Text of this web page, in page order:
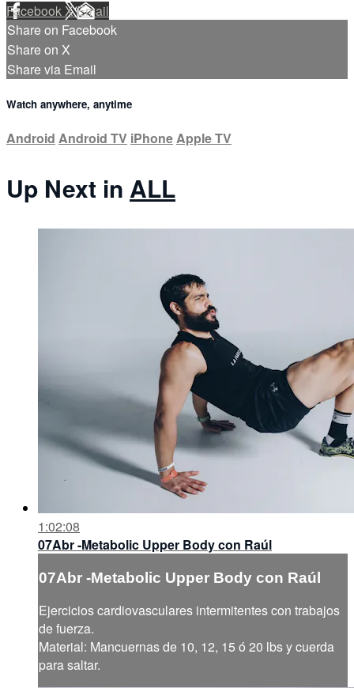
Facebook XEmail
Share on Facebook
Share on X
Share via Email
Watch anywhere, anytime
Android Android TV iPhoneApple TV
Up Next in ALL
1:02:08
07Abr -Metabolic Upper Body con Raúl
07Abr -Metabolic Upper Body con Raúl
Ejercicios cardiovasculares intermitentes con trabajos
de fuerza.
Material: Mancuernas de 10, 12, 15 ó 20 lbs y cuerda
para saltar.